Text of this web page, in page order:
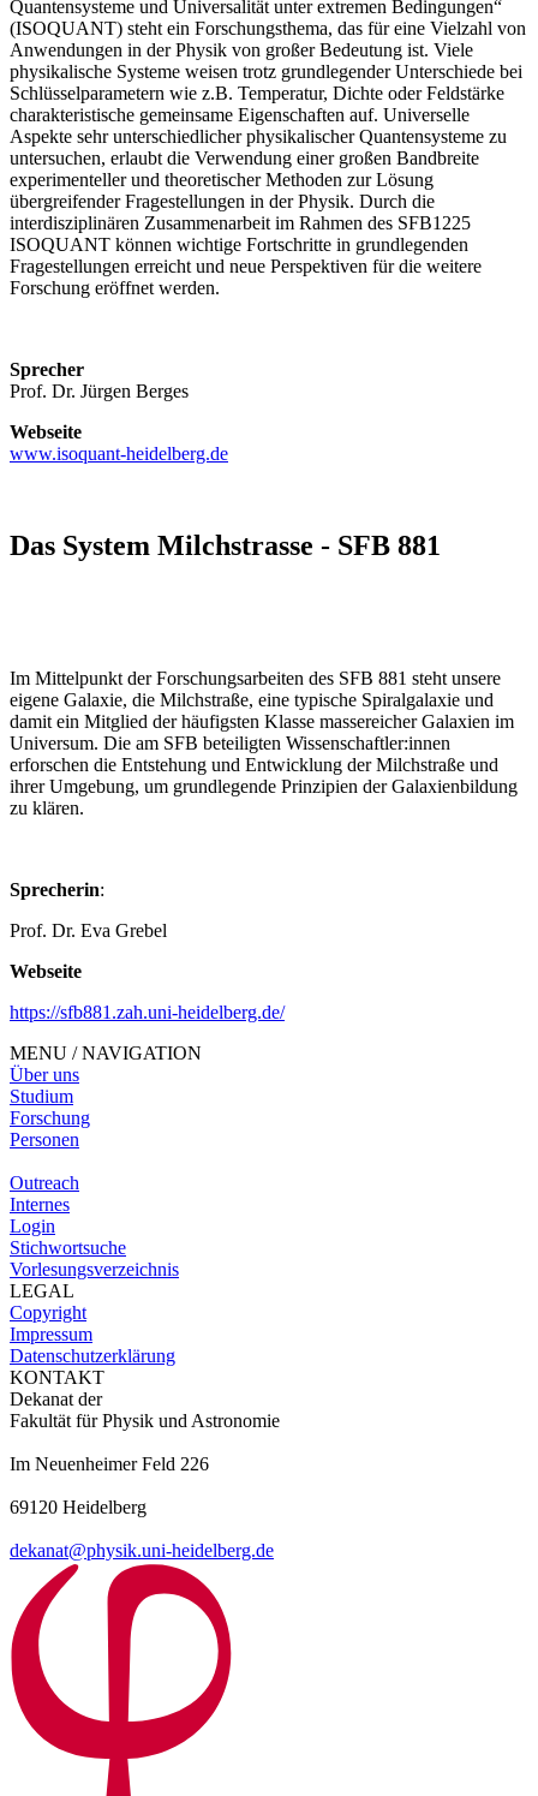
Quantensysteme und Universalität unter extremen Bedingungen“
(ISOQUANT) steht ein Forschungsthema, das für eine Vielzahl von
Anwendungen in der Physik von großer Bedeutung ist. Viele
physikalische Systeme weisen trotz grundlegender Unterschiede bei
Schlüsselparametern wie z.B. Temperatur, Dichte oder Feldstärke
charakteristische gemeinsame Eigenschaften auf. Universelle
Aspekte sehr unterschiedlicher physikalischer Quantensysteme zu
untersuchen, erlaubt die Verwendung einer großen Bandbreite
experimenteller und theoretischer Methoden zur Lösung
übergreifender Fragestellungen in der Physik. Durch die
interdisziplinären Zusammenarbeit im Rahmen des SFB1225
ISOQUANT können wichtige Fortschritte in grundlegenden
Fragestellungen erreicht und neue Perspektiven für die weitere
Forschung eröffnet werden.
Sprecher
Prof. Dr. Jürgen Berges
Webseite
www.isoquant-heidelberg.de
Das System Milchstrasse - SFB 881
Im Mittelpunkt der Forschungsarbeiten des SFB 881 steht unsere
eigene Galaxie, die Milchstraße, eine typische Spiralgalaxie und
damit ein Mitglied der häufigsten Klasse massereicher Galaxien im
Universum. Die am SFB beteiligten Wissenschaftler:innen
erforschen die Entstehung und Entwicklung der Milchstraße und
ihrer Umgebung, um grundlegende Prinzipien der Galaxienbildung
zu klären.
Sprecherin:
Prof. Dr. Eva Grebel
Webseite
https://sfb881.zah.uni-heidelberg.de/
MENU / NAVIGATION
Über uns
Studium
Forschung
Personen
Outreach
Internes
Login
Stichwortsuche
Vorlesungsverzeichnis
LEGAL
Copyright
Impressum
Datenschutzerklärung
KONTAKT
Dekanat der
Fakultät für Physik und Astronomie
Im Neuenheimer Feld 226
69120 Heidelberg
dekanat@physik.uni-heidelberg.de